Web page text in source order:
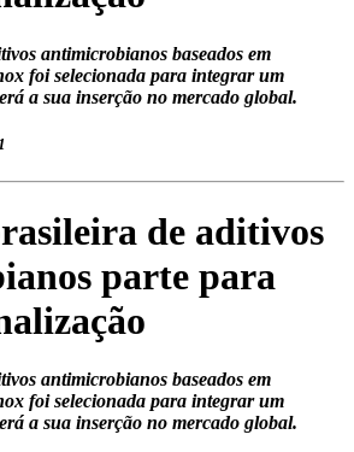
antimicrobianos baseados em
foi selecionada para integrar um
a sua inserção no mercado global.
de aditivos
parte para
antimicrobianos baseados em
foi selecionada para integrar um
a sua inserção no mercado global.